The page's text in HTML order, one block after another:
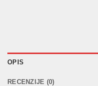
OPIS
RECENZIJE (0)